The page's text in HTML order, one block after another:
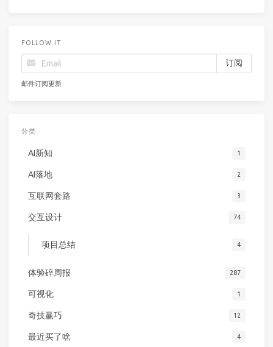
FOLLOW.IT
邮件订阅更新
分类
AI新知 1
AI落地 2
互联网套路 3
交互设计 74
项目总结 4
体验碎周报 287
可视化 1
奇技赢巧 12
最近买了啥 4